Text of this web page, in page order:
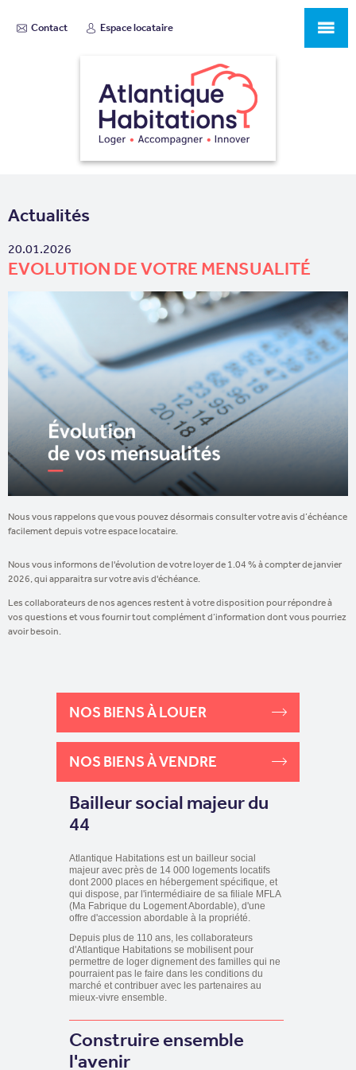
Contact Espace locataire
Actualités
20.01.2026
EVOLUTION DE VOTRE MENSUALITÉ
Nous vous rappelons que vous pouvez désormais consulter votre avis d’échéance
facilement depuis votre espace locataire.
Nous vous informons de l'évolution de votre loyer de 1.04 % à compter de janvier
2026, qui apparaitra sur votre avis d'échéance.
Les collaborateurs de nos agences restent à votre disposition pour répondre à
vos questions et vous fournir tout complément d’information dont vous pourriez
avoir besoin.
NOS BIENS À LOUER
NOS BIENS À VENDRE
Bailleur social majeur du
44
Atlantique Habitations est un bailleur social
majeur avec près de 14 000 logements locatifs
dont 2000 places en hébergement spécifique, et
qui dispose, par l'intermédiaire de sa filiale MFLA
(Ma Fabrique du Logement Abordable), d'une
offre d'accession abordable à la propriété.
Depuis plus de 110 ans, les collaborateurs
d'Atlantique Habitations se mobilisent pour
permettre de loger dignement des familles qui ne
pourraient pas le faire dans les conditions du
marché et contribuer avec les partenaires au
mieux-vivre ensemble.
Construire ensemble
l'avenir